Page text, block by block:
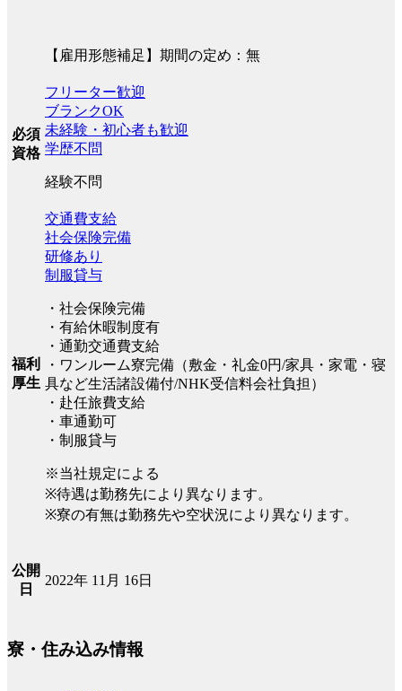
【雇用形態補足】期間の定め：無
必須
資格
フリーター歓迎
ブランクOK
未経験・初心者も歓迎
学歴不問
経験不問
福利
厚生
交通費支給
社会保険完備
研修あり
制服貸与
・社会保険完備
・有給休暇制度有
・通勤交通費支給
・ワンルーム寮完備（敷金・礼金0円/家具・家電・寝
具など生活諸設備付/NHK受信料会社負担）
・赴任旅費支給
・車通勤可
・制服貸与
※当社規定による
※待遇は勤務先により異なります。
※寮の有無は勤務先や空状況により異なります。
公開
日
2022年 11月 16日
寮・住み込み情報